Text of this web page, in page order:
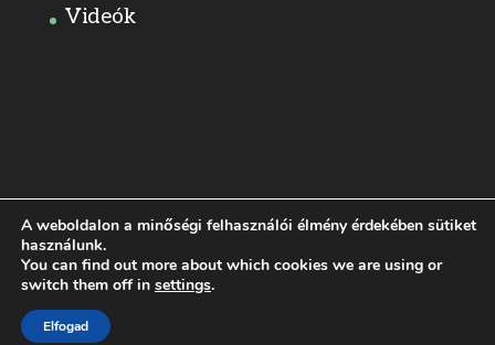
Videók
Dizájn:Elegant Themes
A weboldalon a minőségi felhasználói élmény érdekében sütiket
használunk.
You can find out more about which cookies we are using or
switch them off in settings.
Elfogad